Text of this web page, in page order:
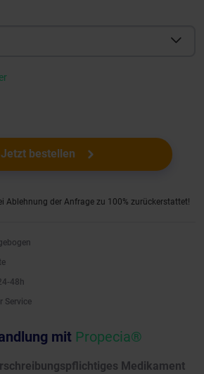
Jetzt bestellen
Ablehnung der Anfrage zu 100% zurückerstattet!
48h
Service
mit Propecia®
Medikament